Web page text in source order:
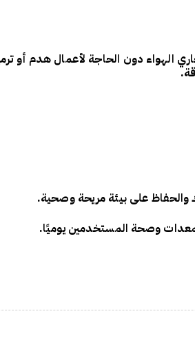
الهواء دون الحاجة لأعمال هدم أو
والحفاظ علىبيئة مريحة وصحية.
وصحة المستخدمين يوميًا.